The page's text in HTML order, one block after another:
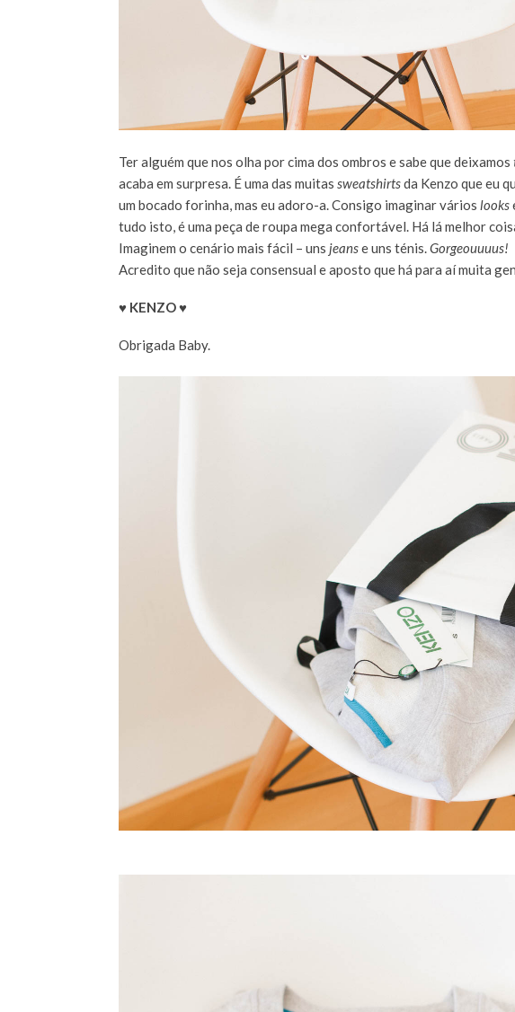
Ter alguém que nos olha por cima dos ombros e sabe que deixamos
acaba em surpresa. É uma das muitas sweatshirtsda Kenzo que eu
um bocado forinha, mas eu adoro-a. Consigo imaginar vários looks
tudo isto, é uma peça de roupa mega confortável. Há lá melhor
Imaginem o cenário mais fácil – uns jeanse uns ténis. Gorgeouuuus!
Acredito que não seja consensual e aposto que há para aí muita
♥ KENZO♥
Obrigada Baby.